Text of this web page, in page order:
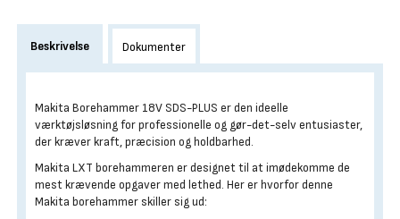
Beskrivelse Dokumenter
Makita Borehammer 18V SDS-PLUS er den ideelle
værktøjsløsning for professionelle og gør-det-selv entusiaster,
der kræver kraft, præcision og holdbarhed.
Makita LXT borehammeren er designet til at imødekomme de
mest krævende opgaver med lethed. Her er hvorfor denne
Makita borehammer skiller sig ud: